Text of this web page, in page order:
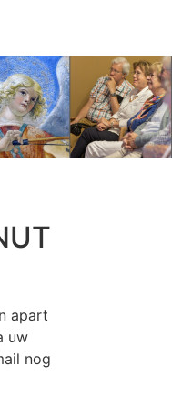
apart
uw
nog